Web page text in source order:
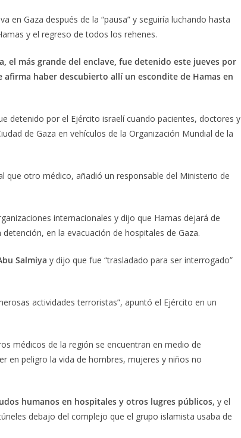
en Gaza después de la “pausa” y seguiría luchando hasta
y el regreso de todos los rehenes.
el más grande del enclave, fue detenido este jueves por
haber descubierto allí un escondite de Hamas en
detenido por el Ejército israelí cuando pacientes, doctores y
de Gaza en vehículos de la Organización Mundial de la
otro médico, añadió un responsable del Ministerio de
internacionales y dijo que Hamas dejará de
en la evacuación de hospitales de Gaza.
Salmiya y dijo que fue “trasladado para ser interrogado”
actividades terroristas”, apuntó el Ejército en un
médicos de la región se encuentran en medio de
en peligro la vida de hombres, mujeres y niños no
humanos en hospitales y otros lugres públicos, y el
debajo del complejo que el grupo islamista usaba de